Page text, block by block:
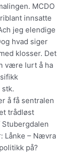
MCDO
innsatte
jeg elendige
hvad siger
klosser. Det
være lurt å ha
å få sentralen
trådløst
Lånke – Nævra
på?